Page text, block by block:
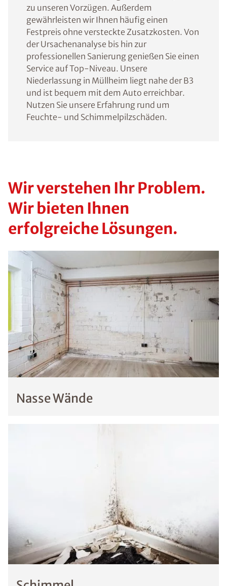
zu unseren Vorzügen. Außerdem
gewährleisten wir Ihnen häufig einen
Festpreis ohne versteckte Zusatzkosten. Von
der Ursachenanalyse bis hin zur
professionellen Sanierung genießen Sie einen
Service auf Top-Niveau. Unsere
Niederlassung in Müllheim liegt nahe der B3
und ist bequem mit dem Auto erreichbar.
Nutzen Sie unsere Erfahrung rund um
Feuchte- und Schimmelpilzschäden.
Wir verstehen Ihr Problem.
Wir bieten Ihnen
erfolgreiche Lösungen.
Nasse Wände